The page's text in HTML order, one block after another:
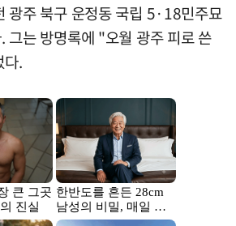
광주 북구 운정동 국립 5·18민주묘
그는 방명록에 "오월 광주 피로 쓴
다.